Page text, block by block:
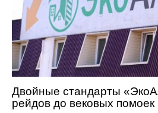
Двойные стандарты
рейдов до вековых помоек